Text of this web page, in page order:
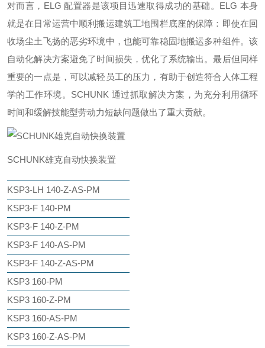
对而言，ELG 配置器是该项目迅速取得成功的基础。ELG 本身
就是在日常运营中顺利搬运建筑工地围栏底座的保障：即使在回
收场尘土飞扬的恶劣环境中，也能可靠稳固地搬运多种组件。该
自动化解决方案避免了时间损失，优化了系统输出。最后但同样
重要的一点是，可以减轻员工的压力，有助于创造符合人体工程
学的工作环境。SCHUNK 通过抓取解决方案，为充分利用循环
时间和缓解技能型劳动力短缺问题做出了重大贡献。
SCHUNK雄克自动快换装置
KSP3-LH 140-Z-AS-PM
KSP3-F 140-PM
KSP3-F 140-Z-PM
KSP3-F 140-AS-PM
KSP3-F 140-Z-AS-PM
KSP3 160-PM
KSP3 160-Z-PM
KSP3 160-AS-PM
KSP3 160-Z-AS-PM